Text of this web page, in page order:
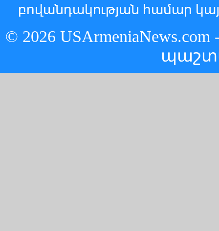
բովանդակության համար
© 2026